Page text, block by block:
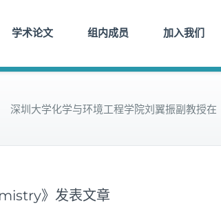
学术论文 组内成员 加入我们
深圳大学化学与环境工程学院刘翼振副教授
》发表文章